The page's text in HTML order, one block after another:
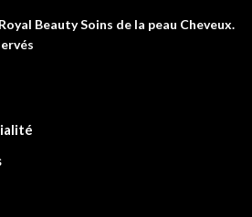
Beauty Soins de la peau Cheveux.